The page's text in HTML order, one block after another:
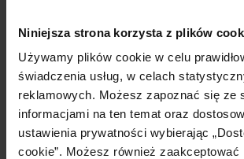
Niniejsza strona korzysta z plików
Używamy plików cookie w celu
świadczenia usług, w celach
reklamowych. Możesz zapoznać się ze
informacjami na ten temat oraz
ustawienia prywatności wybierając
cookie”. Możesz również zaakceptować